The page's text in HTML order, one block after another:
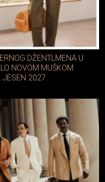
DŽENTLMENA U
NOVOM MUŠKOM
JESEN 2027.